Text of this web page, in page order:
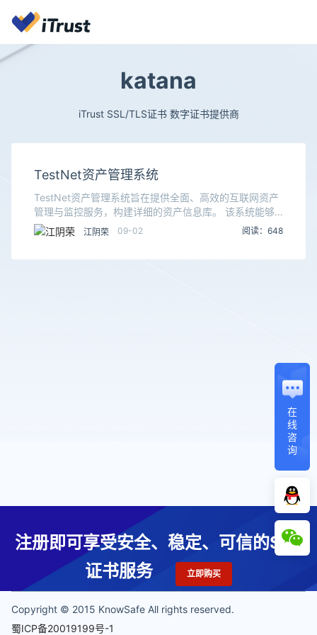
katana
iTrust SSL/TLS证书 数字证书提供商
TestNet资产管理系统
TestNet资产管理系统旨在提供全面、高效的互联网资产
管理与监控服务，构建详细的资产信息库。 该系统能够
帮助企业安全团队或渗透测试人员对目标资产进行深入侦
察和分析，提供攻击者视角的持续风险监测，协助
江阴荣 09-02 阅读：648
在
线
咨
询
注册即可享受安全、稳定、可信的SSL
证书服务
立即购买
Copyright © 2015 KnowSafe All rights reserved.
蜀ICP备20019199号-1